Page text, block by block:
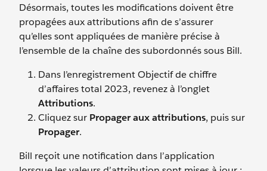
Désormais, toutes les modifications doivent être
propagées aux attributions afin de s’assurer
qu’elles sont appliquées de manière précise à
l’ensemble de la chaîne des subordonnés sous Bill.
Dans l’enregistrement Objectif de chiffre
d’affaires total 2023, revenez à l’onglet
Attributions.
Cliquez sur Propager aux attributions, puis sur
Propager.
Bill reçoit une notification dans l’application